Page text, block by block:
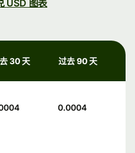
USD 图表
30 天 过去 90 天
0.0004